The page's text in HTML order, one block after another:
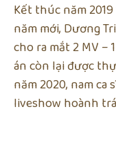
Kết thúc năm
năm mới, Dương
cho ra mắt 2 MV –
án còn lại được
năm 2020, nam
liveshow hoành